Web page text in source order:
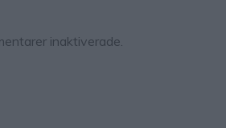
inaktiverade.